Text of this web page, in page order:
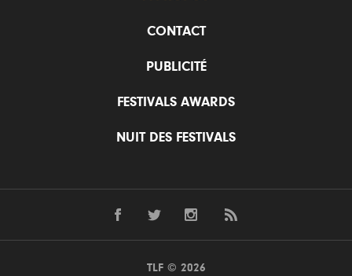
CONTACT
PUBLICITÉ
FESTIVALS AWARDS
NUIT DES FESTIVALS
TLF © 2026